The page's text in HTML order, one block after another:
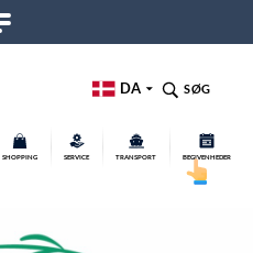
DA SØG
SHOPPING SERVICE TRANSPORT BEGIVENHEDER